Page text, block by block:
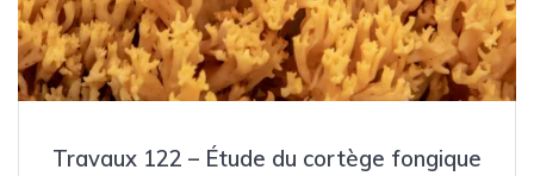
Travaux 122 – Étude du cortège fongique